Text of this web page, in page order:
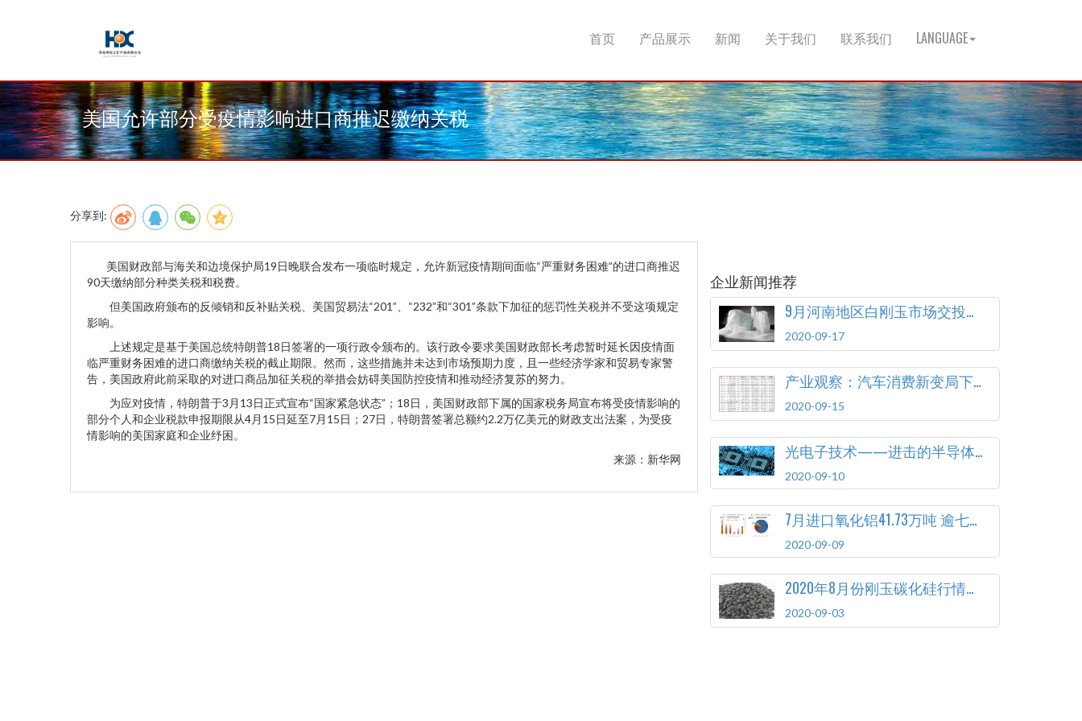
首页 产品展示 新闻 关于我们 联系我们 LANGUAGE
美国允许部分受疫情影响进口商推迟缴纳关税
分享到:
美国财政部与海关和边境保护局19日晚联合发布一项临时规定，允许新冠疫情期间面临“严重财务困难”的进口商推迟
90天缴纳部分种类关税和税费。
但美国政府颁布的反倾销和反补贴关税、美国贸易法“201”、“232”和“301”条款下加征的惩罚性关税并不受这项规定
影响。
上述规定是基于美国总统特朗普18日签署的一项行政令颁布的。该行政令要求美国财政部长考虑暂时延长因疫情面
临严重财务困难的进口商缴纳关税的截止期限。然而，这些措施并未达到市场预期力度，且一些经济学家和贸易专家警
告，美国政府此前采取的对进口商品加征关税的举措会妨碍美国防控疫情和推动经济复苏的努力。
为应对疫情，特朗普于3月13日正式宣布“国家紧急状态”；18日，美国财政部下属的国家税务局宣布将受疫情影响的
部分个人和企业税款申报期限从4月15日延至7月15日；27日，特朗普签署总额约2.2万亿美元的财政支出法案，为受疫
情影响的美国家庭和企业纾困。
来源： 新华网
企业新闻推荐
9月河南地区白刚玉市场交投低迷
2020-09-17
产业观察：汽车消费新变局下 如何顺应变化释放潜力
2020-09-15
光电子技术——进击的半导体突破口
2020-09-10
7月进口氧化铝41.73万吨 逾七成来自澳大利亚
2020-09-09
2020年8月份刚玉碳化硅行情简报
2020-09-03